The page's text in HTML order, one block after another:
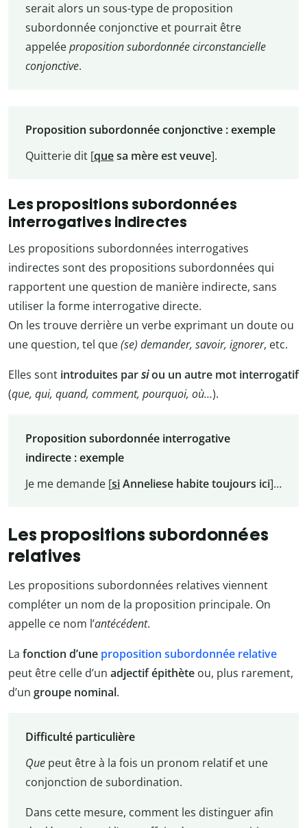
serait alors un sous-type de proposition
subordonnée conjonctive et pourrait être
appeléeproposition subordonnée circonstancielle
conjonctive.
Proposition subordonnée conjonctive : exemple
Quitterie dit [quesa mère est veuve].
Les propositions subordonnées
interrogatives indirectes
Les propositions subordonnées interrogatives
indirectes sont des propositions subordonnées qui
rapportent une question de manière indirecte, sans
utiliser la forme interrogative directe.
On les trouve derrière un verbe exprimant un doute ou
une question, tel que(se) demander, savoir, ignorer, etc.
Elles sont introduites parsiou un autre mot interrogatif
(que, qui, quand, comment, pourquoi, où…).
Proposition subordonnée interrogative
indirecte : exemple
Je me demande [siAnneliese habite toujours ici]…
Les propositions subordonnées
relatives
Les propositions subordonnées relatives viennent
compléter un nom de la proposition principale. On
appelle ce nom l’antécédent.
La fonction d’une proposition subordonnée relative
peut être celle d’un adjectif épithète ou, plus rarement,
d’un groupe nominal.
Difficulté particulière
Quepeut être à la fois un pronom relatif et une
conjonction de subordination.
Dans cette mesure, comment les distinguer afin